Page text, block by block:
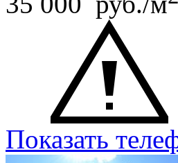
Показать